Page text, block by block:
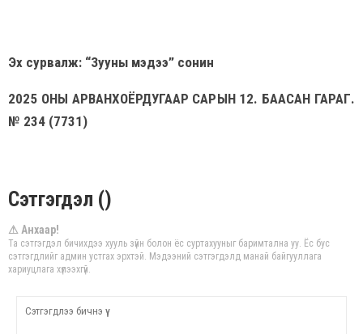
Эх сурвалж: “Зууны мэдээ” сонин
2025 ОНЫ АРВАНХОЁРДУГААР САРЫН 12. БААСАН ГАРАГ.
№ 234 (7731)
Сэтгэгдэл ()
⚠ Анхаар!
Та сэтгэгдэл бичихдээ хууль зүйн болон ёс суртахууныг баримтална уу. Ёс бус
сэтгэгдлийг админ устгах эрхтэй. Мэдээний сэтгэгдэлд манай байгууллага
хариуцлага хүлээхгүй.